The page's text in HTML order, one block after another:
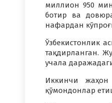
миллион 950
ботир ва
нафардан
Ўзбекистонлик
тақдирланган.
учала
Иккинчи жаҳон
қўмондонлар